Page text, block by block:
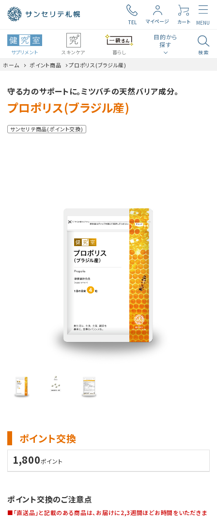
TEL マイページ カート MENU
サプリメント スキンケア 暮らし
目的から
探す
食生活・生活習慣
検索
ホーム ポイント商品 プロポリス(ブラジル産)
守る力のサポートに。ミツバチの天然バリア成分。
プロポリス(ブラジル産)
サンセリテ商品(ポイント交換)
ポイント交換
1,800ポイント
ポイント交換のご注意点
■「直送品」と記載のある商品は、お届けに2,3週間ほどお時間をいただきま